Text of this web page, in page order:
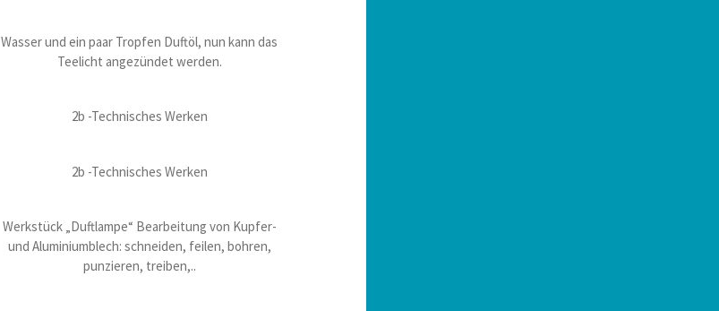
Wasser und ein paar Tropfen Duftöl, nun kann das
Teelicht angezündet werden.
2b -Technisches Werken
2b -Technisches Werken
Werkstück „Duftlampe“ Bearbeitung von Kupfer-
und Aluminiumblech: schneiden, feilen, bohren,
punzieren, treiben,..